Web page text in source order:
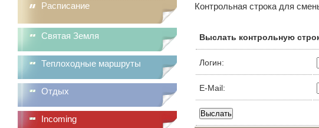
Расписание
Святая Земля
Теплоходные маршруты
Отдых
Incoming
Контрольная строка для
Выслать контрольную
Логин:
E-Mail: